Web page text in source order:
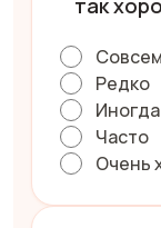
так
Редко
Иногда
Часто
Очень